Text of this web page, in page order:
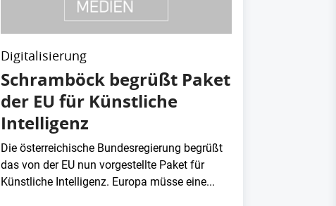
Digitalisierung
Schramböck begrüßt Paket
der EU für Künstliche
Intelligenz
Die österreichische Bundesregierung begrüßt
das von der EU nun vorgestellte Paket für
Künstliche Intelligenz. Europa müsse eine...